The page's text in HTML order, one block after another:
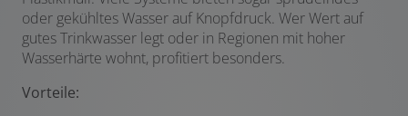
oder gekühltes Wasser auf Knopfdruck. Wer Wert auf
gutes Trinkwasser legt oder in Regionen mit hoher
Wasserhärte wohnt, profitiert besonders.
Vorteile: